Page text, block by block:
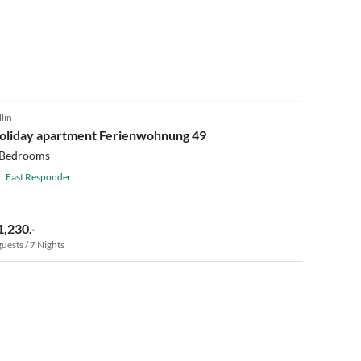
apartment Ferienwohnung 49
Fast Responder
/ 7 Nights